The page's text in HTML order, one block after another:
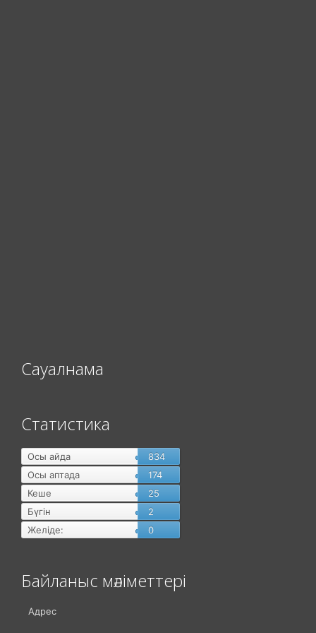
Сауалнама
Статистика
Осы айда
834
Осы аптада
174
Кеше
25
Бүгін
2
Желіде:
0
Байланыс мәліметтері
Адрес